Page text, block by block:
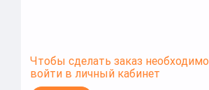
Чтобы сделать заказ необходимо
войти в личный кабинет